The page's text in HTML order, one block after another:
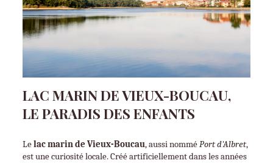
LAC MARIN DE VIEUX-BOUCAU,
LE PARADIS DES ENFANTS
Le lac marin de Vieux-Boucau, aussi nommé Port d'Albret,
est une curiosité locale. Créé artificiellement dans les années